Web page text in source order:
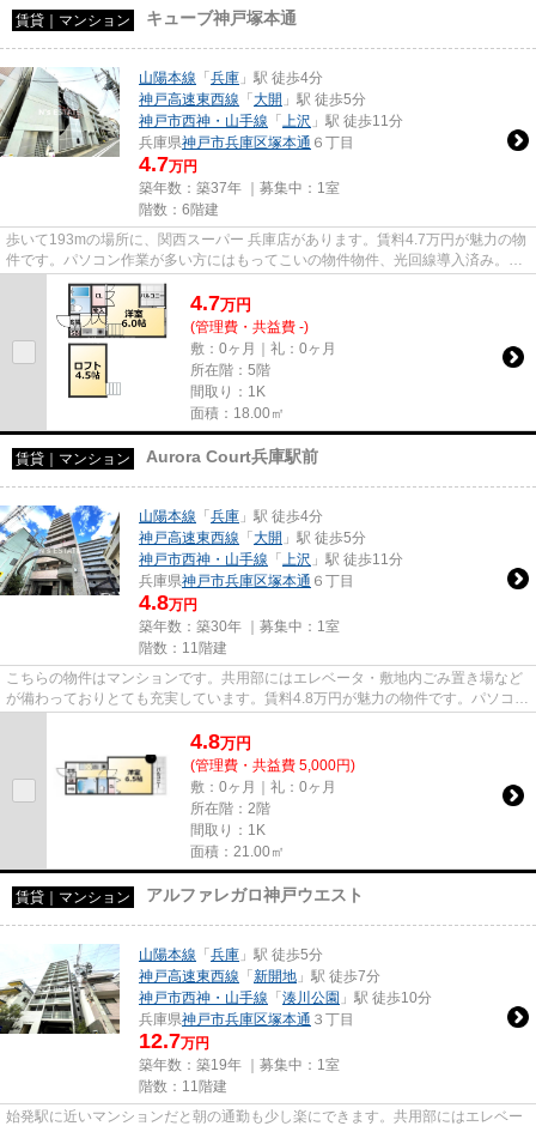
賃貸｜マンション キューブ神戸塚本通
山陽本線 「 兵庫 」駅 徒歩4分
神戸高速東西線 「 大開 」駅 徒歩5分
神戸市西神・山手線 「 上沢 」駅 徒歩11分
兵庫県神戸市兵庫区塚本通 ６丁目
4.7万円
築年数：築37年 ｜募集中： 1室
階数：6階建
歩いて193mの場所に、関西スーパー 兵庫店があります。賃料4.7万円が魅力の物
件です。パソコン作業が多い方にはもってこいの物件物件、光回線導入済み。
「キューブ神戸塚本通」の物件...
4.7万円
(管理費・共益費 -)
敷：0ヶ月｜礼：0ヶ月
所在階：5階
間取り：1K
面積：18.00㎡
賃貸｜マンション Aurora Court兵庫駅前
山陽本線 「 兵庫 」駅 徒歩4分
神戸高速東西線 「 大開 」駅 徒歩5分
神戸市西神・山手線 「 上沢 」駅 徒歩11分
兵庫県神戸市兵庫区塚本通 ６丁目
4.8万円
築年数：築30年 ｜募集中： 1室
階数：11階建
こちらの物件はマンションです。共用部にはエレベータ・敷地内ごみ置き場など
が備わっておりとても充実しています。賃料4.8万円が魅力の物件です。パソコン
4.8万円
(管理費・共益費 5,000円)
敷：0ヶ月｜礼：0ヶ月
所在階：2階
間取り：1K
面積：21.00㎡
賃貸｜マンション アルファレガロ神戸ウエスト
山陽本線 「 兵庫 」駅 徒歩5分
神戸高速東西線 「 新開地 」駅 徒歩7分
神戸市西神・山手線 「 湊川公園 」駅 徒歩10分
兵庫県神戸市兵庫区塚本通 ３丁目
12.7万円
築年数：築19年 ｜募集中： 1室
階数：11階建
始発駅に近いマンションだと朝の通勤も少し楽にできます。共用部にはエレベー